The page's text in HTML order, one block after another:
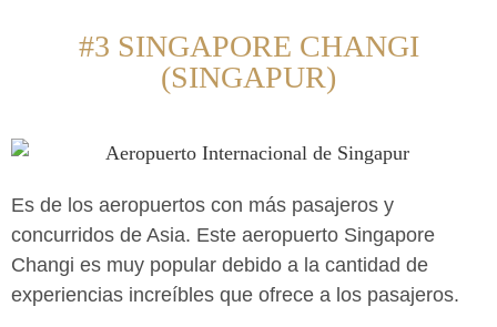
#3 SINGAPORE CHANGI
(SINGAPUR)
Es de los aeropuertos con más pasajeros y
concurridos de Asia. Este aeropuerto Singapore
Changi es muy popular debido a la cantidad de
experiencias increíbles que ofrece a los pasajeros.